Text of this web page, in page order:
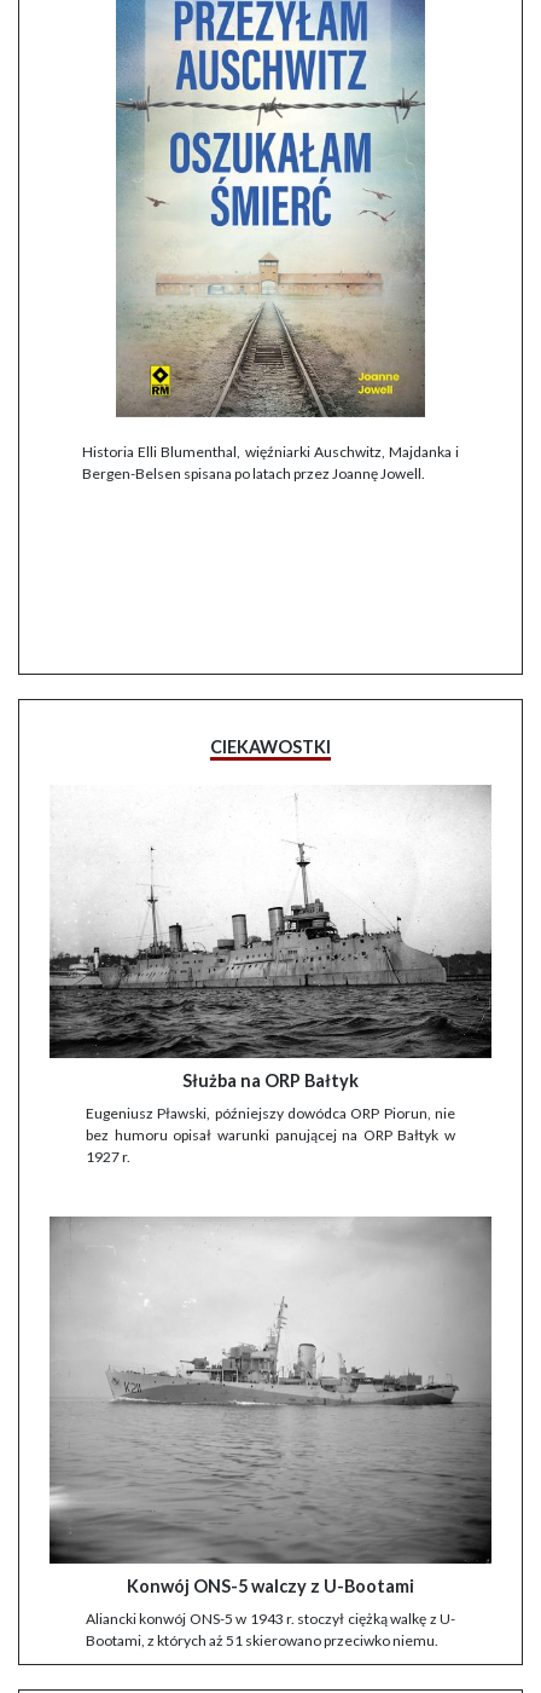
Historia Elli Blumenthal, więźniarki Auschwitz, Majdanka i
Bergen-Belsen spisana po latach przez Joannę Jowell.
CIEKAWOSTKI
Służba na ORP Bałtyk
Eugeniusz Pławski, późniejszy dowódca ORP Piorun, nie
bez humoru opisał warunki panującej na ORP Bałtyk w
1927 r.
Konwój ONS-5 walczy z U-Bootami
Aliancki konwój ONS-5 w 1943 r. stoczył ciężką walkę z U-
Bootami, z których aż 51 skierowano przeciwko niemu.